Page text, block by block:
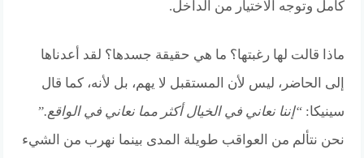
كامل وتوجه الاختيار من الداخل.
ماذا قالت لها رغبتها؟ ما هي حقيقة جسدها؟ لقد أعدناها
إلى الحاضر، ليس لأن المستقبل لا يهم، بل لأنه، كما قال
سينيكا:“إننا نعاني في الخيال أكثر مما نعاني في الواقع.”
نحن نتألم من العواقب طويلة المدى بينما نهرب من الشيء